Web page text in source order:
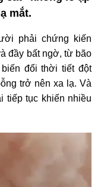
mắt.
phải chứng kiến
đầy bất ngờ, từ bão
đổi thời tiết đột
trở nên xa lạ. Và
tiếp tục khiến nhiều